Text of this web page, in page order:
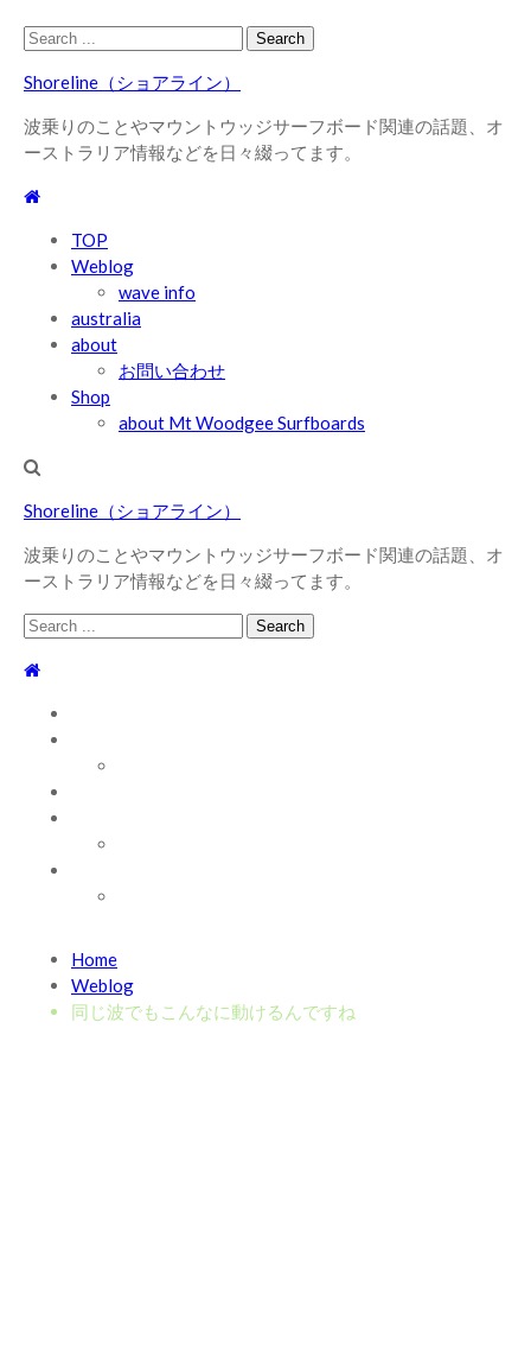
Skip
navigation
Skip
content
Search
Shoreline（ショアライン）
波乗りのことやマウントウッジサーフボード関連の話題、オ
ーストラリア情報などを日々綴ってます。
TOP
Weblog
wave info
australia
about
お問い合わせ
Shop
about Mt Woodgee Surfboards
Shoreline（ショアライン）
波乗りのことやマウントウッジサーフボード関連の話題、オ
ーストラリア情報などを日々綴ってます。
Search
2026/7/28 御前崎方面 よれ入ったダンパー多め
年7月28日
Home
Weblog
同じ波でもこんなに動けるんですね